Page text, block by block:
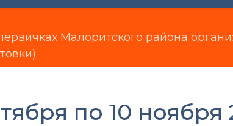
Малоритского района
по 10 ноября